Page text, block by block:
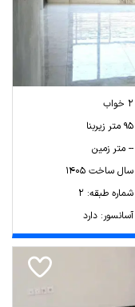
2 خواب
95 متر زیربنا
-- متر زمین
سال ساخت 1405
شماره طبقه: 2
آسانسور: دارد